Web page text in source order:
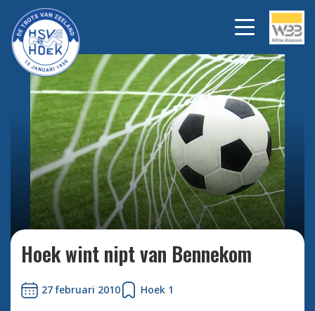
Bekijk alle foto's
Hoek wint nipt van Bennekom
27 februari 2010 Hoek 1